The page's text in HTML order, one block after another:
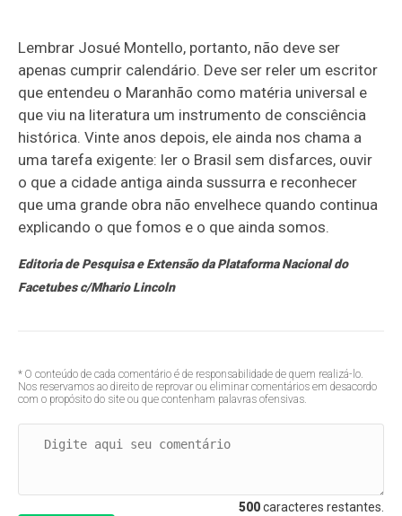
Lembrar Josué Montello, portanto, não deve ser
apenas cumprir calendário. Deve ser reler um escritor
que entendeu o Maranhão como matéria universal e
que viu na literatura um instrumento de consciência
histórica. Vinte anos depois, ele ainda nos chama a
uma tarefa exigente: ler o Brasil sem disfarces, ouvir
o que a cidade antiga ainda sussurra e reconhecer
que uma grande obra não envelhece quando continua
explicando o que fomos e o que ainda somos.
Editoria de Pesquisa e Extensão da Plataforma Nacional do
Facetubes c/Mhario Lincoln
* O conteúdo de cada comentário é de responsabilidade de quem realizá-lo.
Nos reservamos ao direito de reprovar ou eliminar comentários em desacordo
com o propósito do site ou que contenham palavras ofensivas.
500caracteres restantes.